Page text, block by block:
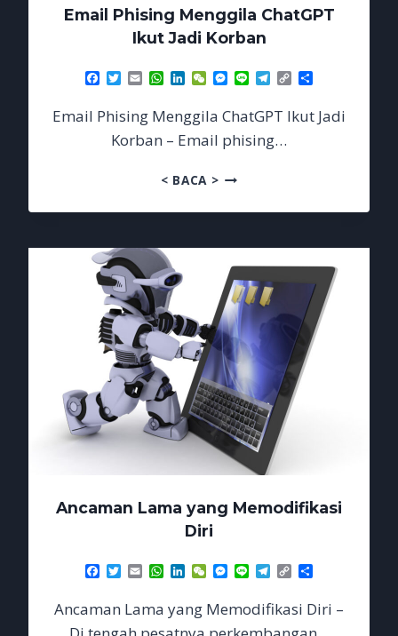
Email Phising Menggila ChatGPT
Ikut Jadi Korban
Facebook
TwitterEmailWhatsApp
LinkedIn
WeChatMessenger
Line Telegram
Copy
Link
Email Phising Menggila ChatGPT Ikut Jadi
Korban – Email phising…
< BACA >EMAIL
MENGGILA
IKUT
JADI
KORBAN
Ancaman Lama yang Memodifikasi
Diri
Facebook
TwitterEmailWhatsApp
LinkedIn
WeChatMessenger
Line Telegram
Copy
Link
Ancaman Lama yang Memodifikasi Diri –